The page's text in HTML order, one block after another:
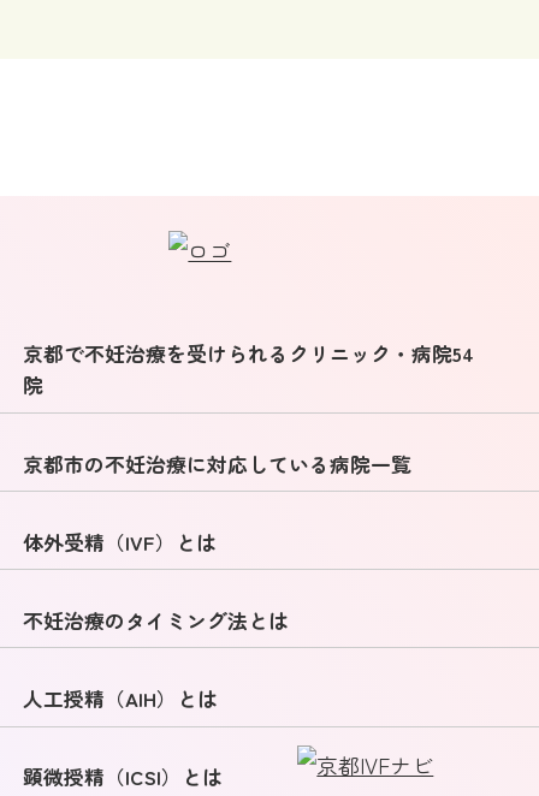
京都で不妊治療を受けられるクリニック・病院54
院
京都市の不妊治療に対応している病院一覧
体外受精（IVF）とは
不妊治療のタイミング法とは
人工授精（AIH）とは
顕微授精（ICSI）とは